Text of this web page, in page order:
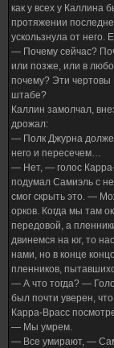
как у всех у Каллина
протяжении
ускользнула от него.
— Почему сейчас?
или позже, или в
почему? Эти чертовы
штабе?
Каллин замолчал,
дрожал:
— Полк Джурна
него и пересечем…
— Нет, — голос
подумал Самиэль с
смог скрыть это. —
орков. Когда мы там
передовой, а
двинемся на юг, то
нами, но в конце
пленников,
— А что тогда? —
был почти уверен,
Карра-Врасс
— Мы умрем.
— Все умирают, —